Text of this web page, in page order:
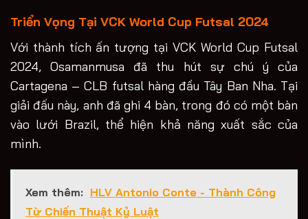
Triển Vọng Tại VCK World Cup Futsal 2024
Với thành tích ấn tượng tại VCK World Cup Futsal
2024, Osamanmusa đã thu hút sự chú ý của
Cartagena – CLB futsal hàng đầu Tây Ban Nha. Tại
giải đấu này, anh đã ghi 4 bàn, trong đó có một bàn
vào lưới Brazil, thể hiện khả năng xuất sắc của
mình.
Xem thêm: HLV Antonio Conte - Thành Công
Từ Chiến Thuật Kỷ Luật